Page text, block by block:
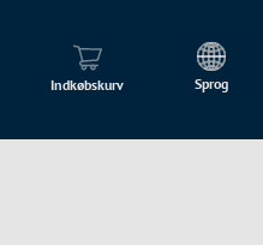
Indkøbskurv Sprog